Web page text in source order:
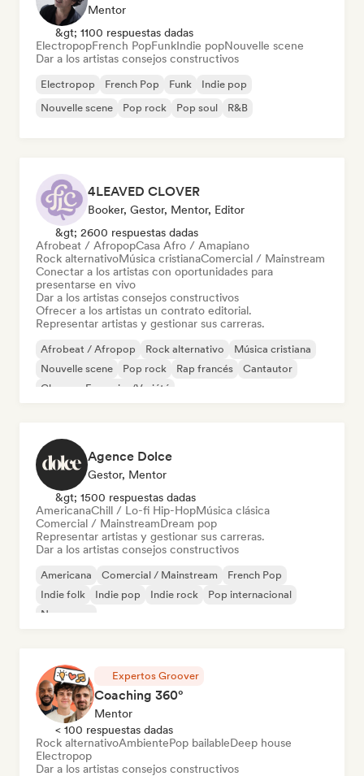
Mentor
&gt; 1100 respuestas dadas
ElectropopFrench PopFunkIndie popNouvelle scene
Dar a los artistas consejos constructivos
Electropop French Pop Funk
Indie pop
Nouvelle scene
Pop rock Pop soul R&B
4LEAVED CLOVER
Booker, Gestor, Mentor, Editor
&gt; 2600 respuestas dadas
Afrobeat / AfropopCasa Afro / Amapiano
Rock alternativoMúsica cristianaComercial / Mainstream
Conectar a los artistas con oportunidades para
presentarse en vivo
Dar a los artistas consejos constructivos
Ofrecer a los artistas un contrato editorial.
Representar artistas y gestionar sus carreras.
Afrobeat / Afropop Rock alternativo
Música cristiana
Nouvelle scene
Pop rock Rap francés
Cantautor
Chanson Française/Variété
Agence Dolce
Gestor, Mentor
&gt; 1500 respuestas dadas
AmericanaChill / Lo-fi Hip-HopMúsica clásica
Comercial / MainstreamDream pop
Representar artistas y gestionar sus carreras.
Dar a los artistas consejos constructivos
Americana Comercial / Mainstream
French Pop
Indie folk
Indie pop Indie rock
Pop internacional
New wave
Expertos Groover
Coaching 360°
Mentor
< 100 respuestas dadas
Rock alternativoAmbientePop bailableDeep house
Electropop
Dar a los artistas consejos constructivos